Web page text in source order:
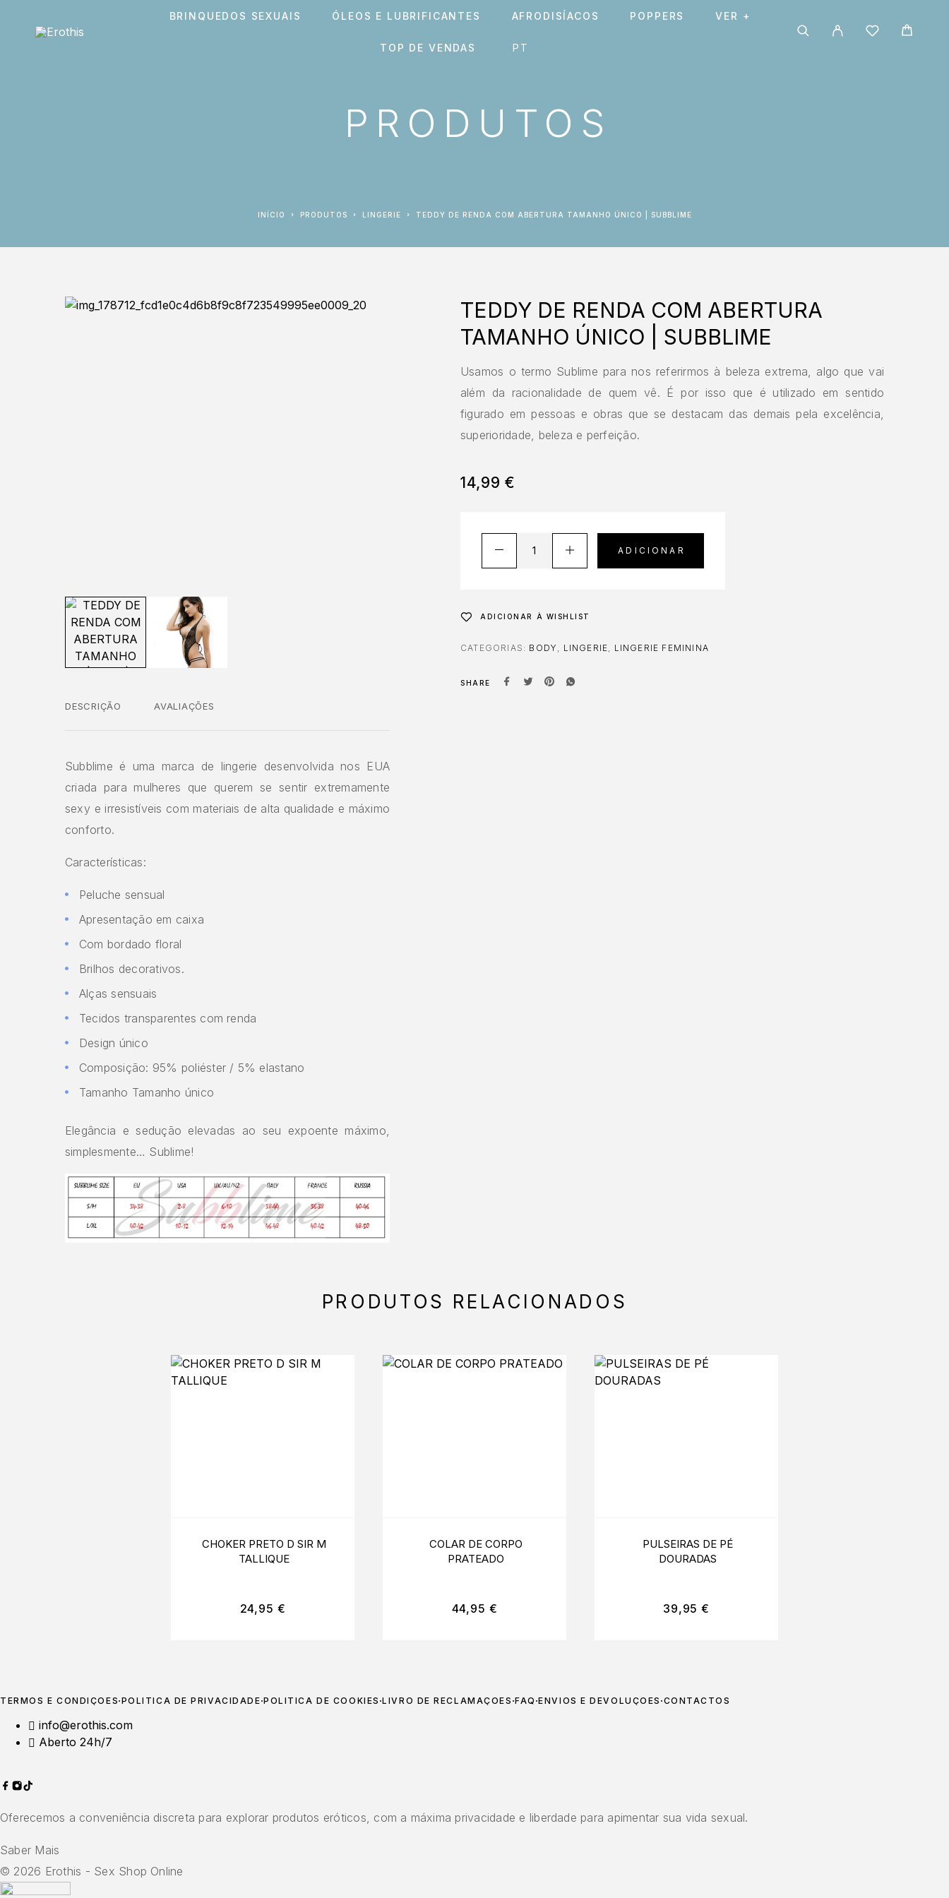
BRINQUEDOS SEXUAIS ÓLEOS E LUBRIFICANTES AFRODISÍACOS POPPERS VER +
TOP DE VENDAS
PRODUTOS
INÍCIO PRODUTOS LINGERIE TEDDY DE RENDA COM ABERTURA TAMANHO ÚNICO | SUBBLIME
DESCRIÇÃO AVALIAÇÕES
Subblime é uma marca de lingerie desenvolvida nos EUA
criada para mulheres que querem se sentir extremamente
sexy e irresistíveis com materiais de alta qualidade e máximo
conforto.
Características:
Peluche sensual
Apresentação em caixa
Com bordado floral
Brilhos decorativos.
Alças sensuais
Tecidos transparentes com renda
Design único
Composição: 95% poliéster / 5% elastano
Tamanho Tamanho único
Elegância e sedução elevadas ao seu expoente máximo,
simplesmente… Sublime!
TEDDY DE RENDA COM ABERTURA
TAMANHO ÚNICO | SUBBLIME
Usamos o termo Sublime para nos referirmos à beleza extrema, algo que vai
além da racionalidade de quem vê. É por isso que é utilizado em sentido
figurado em pessoas e obras que se destacam das demais pela excelência,
superioridade, beleza e perfeição.
14,99 €
ADICIONAR
ADICIONAR À WISHLIST
CATEGORIAS: BODY , LINGERIE, LINGERIE FEMININA
SHARE
PRODUTOS RELACIONADOS
CHOKER PRETO D SIR M
TALLIQUE
24,95 €
COLAR DE CORPO
PRATEADO
44,95 €
PULSEIRAS DE PÉ
DOURADAS
39,95 €
TERMOS E CONDIÇÕES POLÍTICA DE PRIVACIDADE POLÍTICA DE COOKIES LIVRO DE RECLAMAÇÕES FAQ ENVIOS E DEVOLUÇÕES CONTACTOS
info@erothis.com
Aberto 24h/7
Oferecemos a conveniência discreta para explorar produtos eróticos, com a máxima privacidade e liberdade para apimentar sua vida sexual.
Saber Mais
© 2026 Erothis - Sex Shop Online